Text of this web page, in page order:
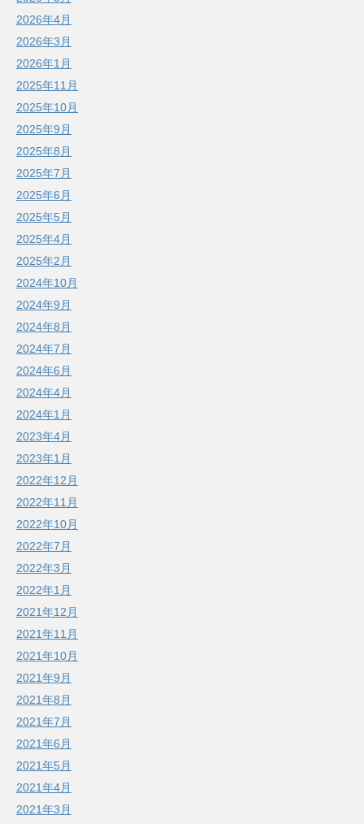
2026年4月
2026年3月
2026年1月
2025年11月
2025年10月
2025年9月
2025年8月
2025年7月
2025年6月
2025年5月
2025年4月
2025年2月
2024年10月
2024年9月
2024年8月
2024年7月
2024年6月
2024年4月
2024年1月
2023年4月
2023年1月
2022年12月
2022年11月
2022年10月
2022年7月
2022年3月
2022年1月
2021年12月
2021年11月
2021年10月
2021年9月
2021年8月
2021年7月
2021年6月
2021年5月
2021年4月
2021年3月